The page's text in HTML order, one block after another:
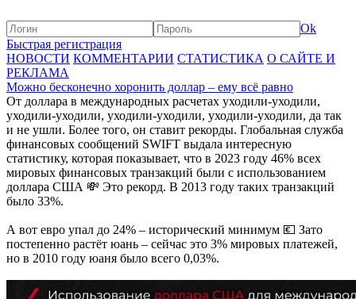
Ok
Быстрая регистрация
НОВОСТИ КОММЕНТАРИИ СТАТИСТИКА О САЙТЕ И
РЕКЛАМА
Можно бесконечно хоронить доллар – ему всё равно
От доллара в международных расчетах уходили-уходили,
уходили-уходили, уходили-уходили, уходили-уходили, да так
и не ушли. Более того, он ставит рекорды. Глобальная служба
финансовых сообщений SWIFT выдала интересную
статистику, которая показывает, что в 2023 году 46% всех
мировых финансовых транзакций были с использованием
доллара США 💸 Это рекорд. В 2013 году таких транзакций
было 33%.
А вот евро упал до 24% – исторический минимум 💶 Зато
постепенно растёт юань – сейчас это 3% мировых платежей,
но в 2010 году юаня было всего 0,03%.